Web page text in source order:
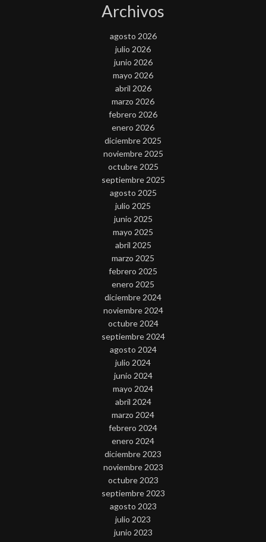
Archivos
agosto 2026
julio 2026
junio 2026
mayo 2026
abril 2026
marzo 2026
febrero 2026
enero 2026
diciembre 2025
noviembre 2025
octubre 2025
septiembre 2025
agosto 2025
julio 2025
junio 2025
mayo 2025
abril 2025
marzo 2025
febrero 2025
enero 2025
diciembre 2024
noviembre 2024
octubre 2024
septiembre 2024
agosto 2024
julio 2024
junio 2024
mayo 2024
abril 2024
marzo 2024
febrero 2024
enero 2024
diciembre 2023
noviembre 2023
octubre 2023
septiembre 2023
agosto 2023
julio 2023
junio 2023